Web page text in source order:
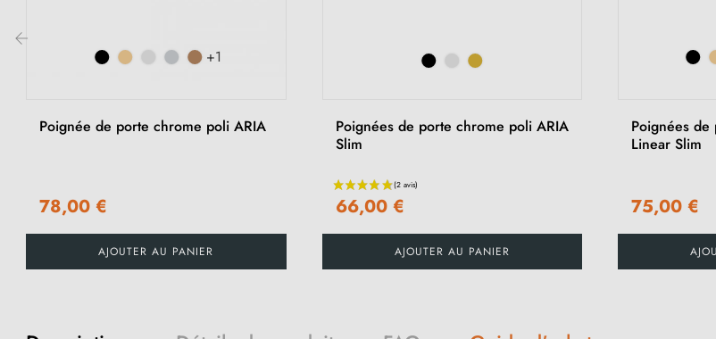
+1
Poignée de porte chrome poli ARIA
78,00 €
AJOUTER AU PANIER
Poignées de porte chrome poli ARIA
Slim
66,00 €
AJOUTER AU PANIER
Poignées
Linear Slim
75,00 €